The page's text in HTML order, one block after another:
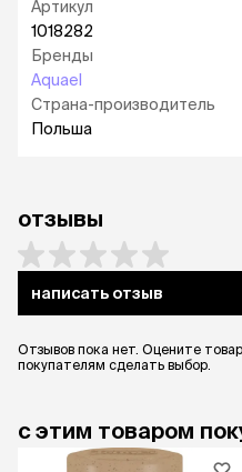
Артикул
1018282
Бренды
Aquael
Страна-производитель
Польша
отзывы
написать отзыв
Отзывов пока нет. Оцените
покупателям сделать выбор.
с этим товаром